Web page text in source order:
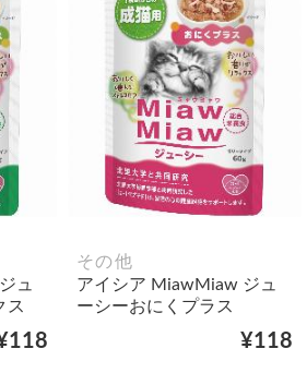
ュ
ス
その他
アイシア MiawMiaw ジュ
ーシーおにくプラス
¥118